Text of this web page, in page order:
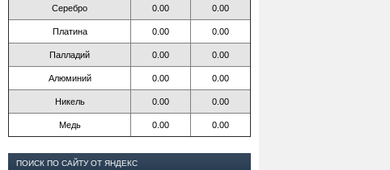
Серебро 0.00 0.00
Платина 0.00 0.00
Палладий 0.00 0.00
Алюминий 0.00 0.00
Никель 0.00 0.00
Медь 0.00 0.00
ПОИСК ПО САЙТУ ОТ ЯНДЕКС